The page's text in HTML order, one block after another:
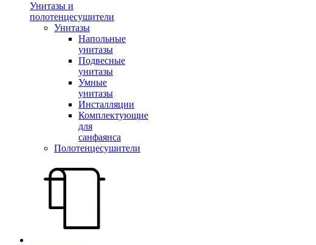
Унитазы и
полотенцесушители
Унитазы
Напольные
унитазы
Подвесные
унитазы
Умные
унитазы
Инсталляции
Комплектующие
для
санфаянса
Полотенцесушители